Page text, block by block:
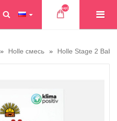
Товар(ов)
Holle смесь Holle Stage 2